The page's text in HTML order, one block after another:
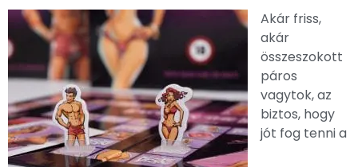
Akár friss,
akár
összeszokott
páros
vagytok, az
biztos, hogy
jót fog tenni a